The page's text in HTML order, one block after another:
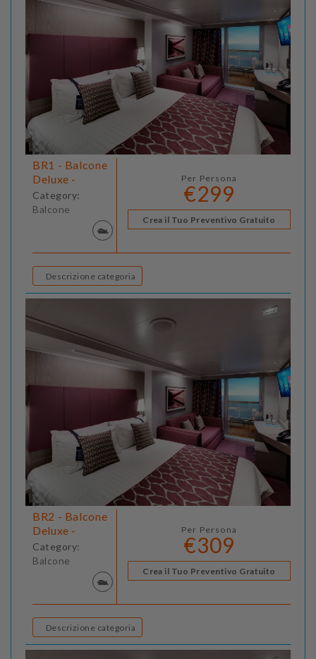
BR1 - Balcone
Deluxe -
Category:
Balcone
Per Persona
€299
Crea il Tuo Preventivo Gratuito
Descrizione categoria
BR2 - Balcone
Deluxe -
Category:
Balcone
Per Persona
€309
Crea il Tuo Preventivo Gratuito
Descrizione categoria